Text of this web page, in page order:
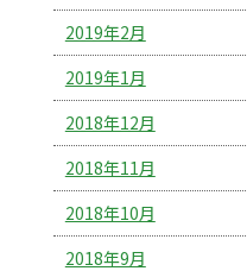
2019年2月
2019年1月
2018年12月
2018年11月
2018年10月
2018年9月